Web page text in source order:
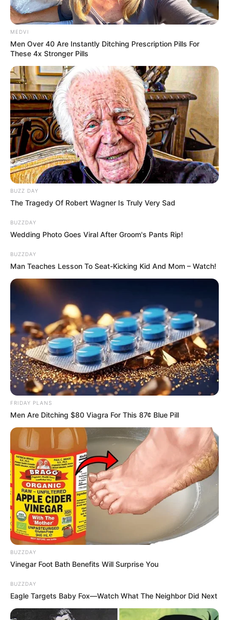
brune a régulièrement pris la parole au sujet de
l’émission.
MEDVI
Men Over 40 Are Instantly Ditching Prescription Pills For
These 4x Stronger Pills
BUZZ DAY
The Tragedy Of Robert Wagner Is Truly Very Sad
BUZZDAY
Wedding Photo Goes Viral After Groom's Pants Rip!
BUZZDAY
Man Teaches Lesson To Seat-Kicking Kid And Mom – Watch!
FRIDAY PLANS
Men Are Ditching $80 Viagra For This 87¢ Blue Pill
BUZZDAY
Vinegar Foot Bath Benefits Will Surprise You
BUZZDAY
Eagle Targets Baby Fox—Watch What The Neighbor Did Next